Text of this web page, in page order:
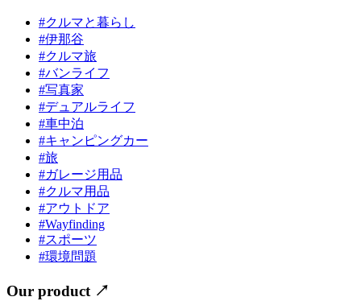
#クルマと暮らし
#伊那谷
#クルマ旅
#バンライフ
#写真家
#デュアルライフ
#車中泊
#キャンピングカー
#旅
#ガレージ用品
#クルマ用品
#アウトドア
#Wayfinding
#スポーツ
#環境問題
Our product ↗